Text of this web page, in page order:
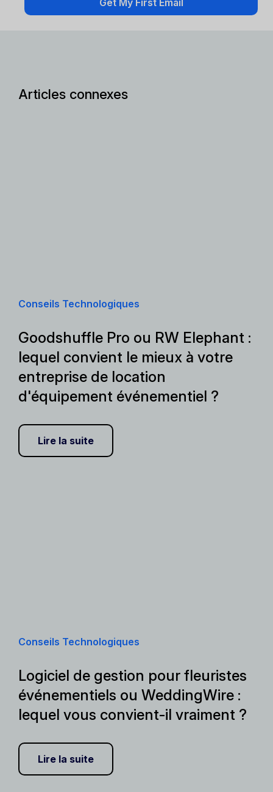
Articles connexes
Conseils Technologiques
Goodshuffle Pro ou RW Elephant :
lequel convient le mieux à votre
entreprise de location
d'équipement événementiel ?
Lire la suite
Conseils Technologiques
Logiciel de gestion pour fleuristes
événementiels ou WeddingWire :
lequel vous convient-il vraiment ?
Lire la suite